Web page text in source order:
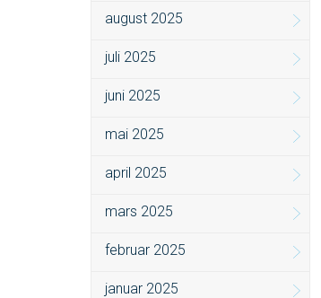
august 2025
juli 2025
juni 2025
mai 2025
april 2025
mars 2025
februar 2025
januar 2025